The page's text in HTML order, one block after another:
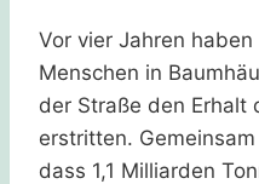
Vor vier Jahren
Menschen in
der Straße den Erhalt
erstritten.
dass 1,1 Milliarden